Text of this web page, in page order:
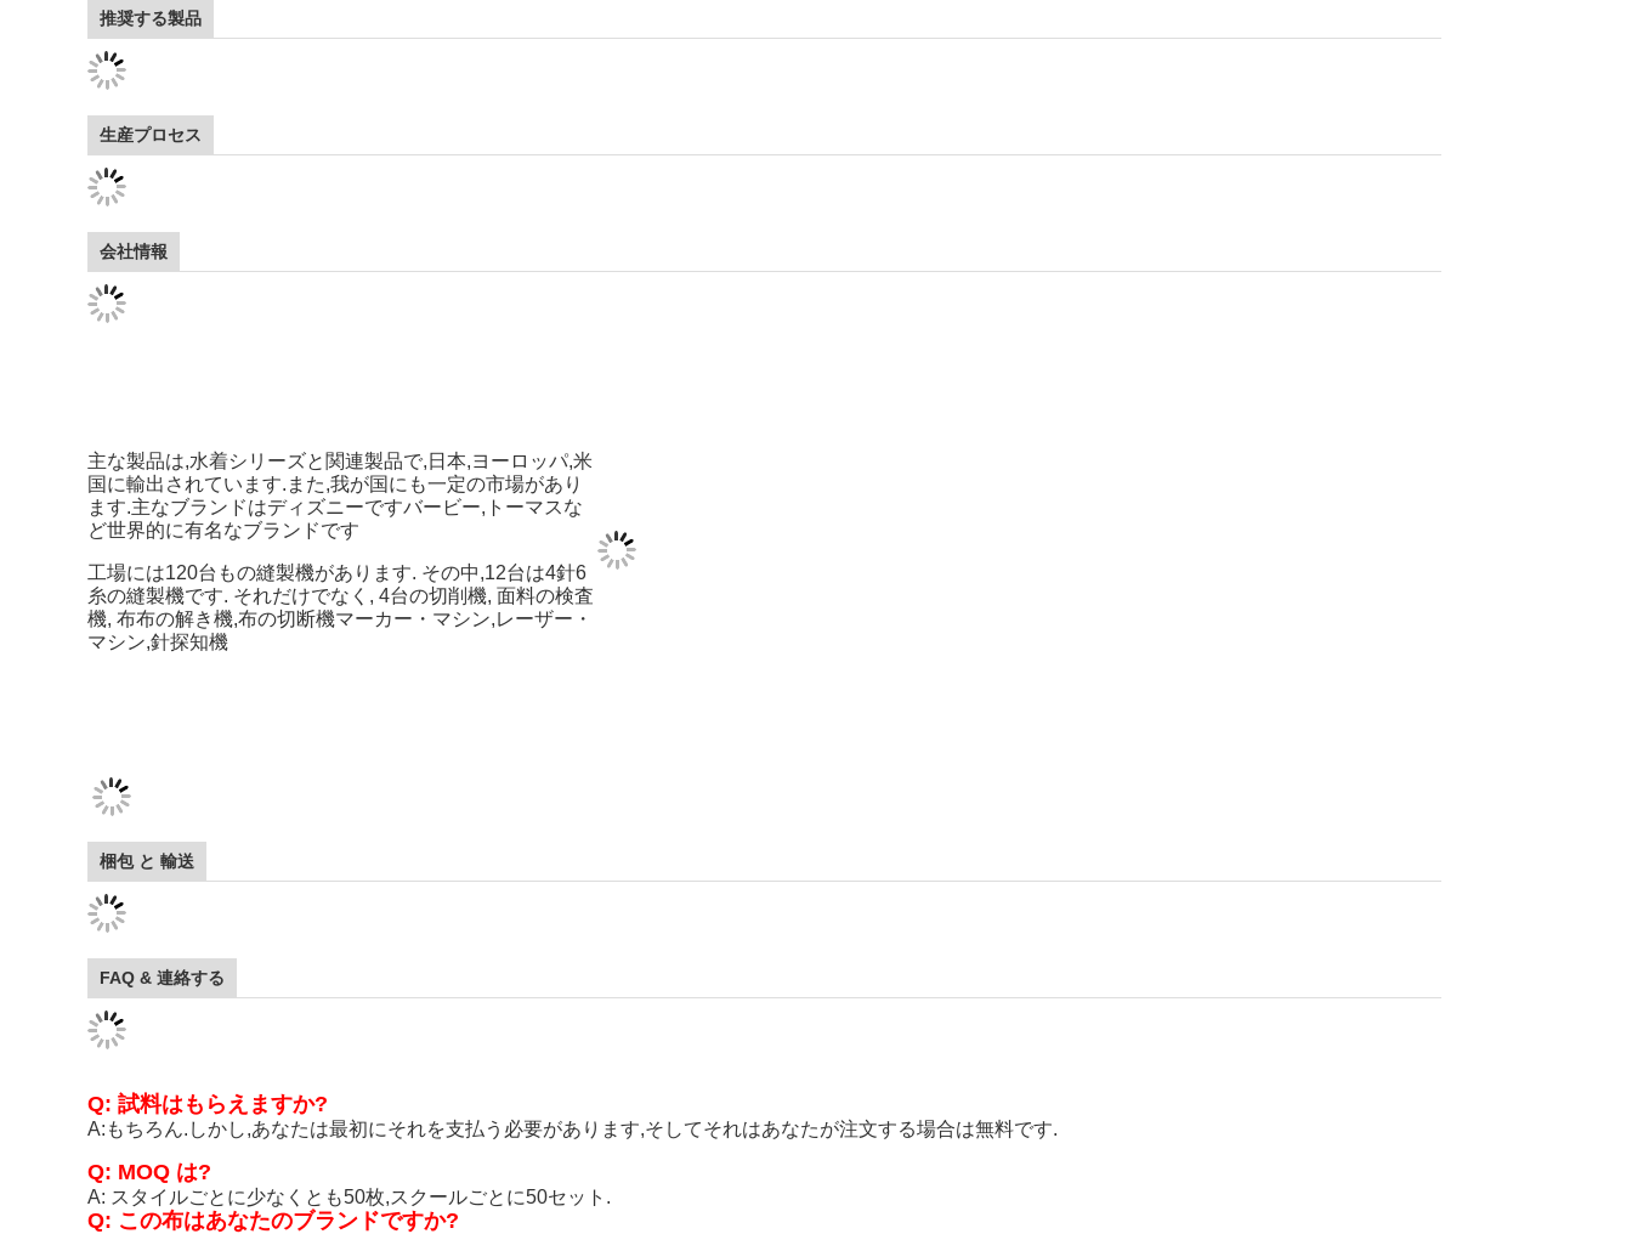
推奨する製品
生産プロセス
会社情報
主な製品は,水着シリーズと関連製品で,日本,ヨーロッパ,米
国に輸出されています.また,我が国にも一定の市場があり
ます.主なブランドはディズニーですバービー,トーマスな
ど世界的に有名なブランドです
工場には120台もの縫製機があります. その中,12台は4針6
糸の縫製機です. それだけでなく, 4台の切削機, 面料の検査
機, 布布の解き機,布の切断機マーカー・マシン,レーザー・
マシン,針探知機
梱包 と 輸送
FAQ & 連絡する
Q: 試料はもらえますか?
A:もちろん.しかし,あなたは最初にそれを支払う必要があります,そしてそれはあなたが注文する場合は無料です.
Q: MOQ は?
A: スタイルごとに少なくとも50枚,スクールごとに50セット.
Q: この布はあなたのブランドですか?